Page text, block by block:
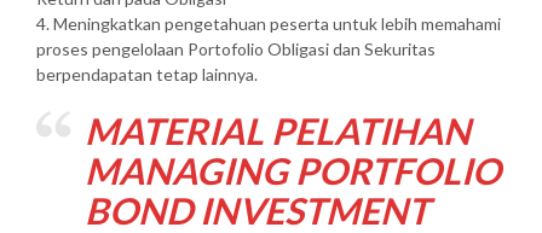
4. Meningkatkan pengetahuan peserta untuk lebih memahami
proses pengelolaan Portofolio Obligasi dan Sekuritas
berpendapatan tetap lainnya.
MATERIAL PELATIHAN
MANAGING PORTFOLIO
BOND INVESTMENT